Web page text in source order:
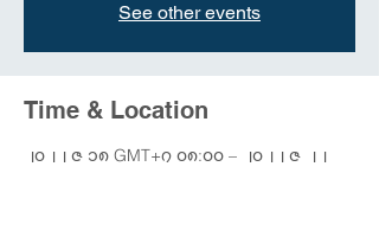
See other events
Time & Location
၂၀၂၂ ဇူ ၁၈ GMT+၇ ၀၈:၀၀ – ၂၀၂၂ ဇူ ၂၂